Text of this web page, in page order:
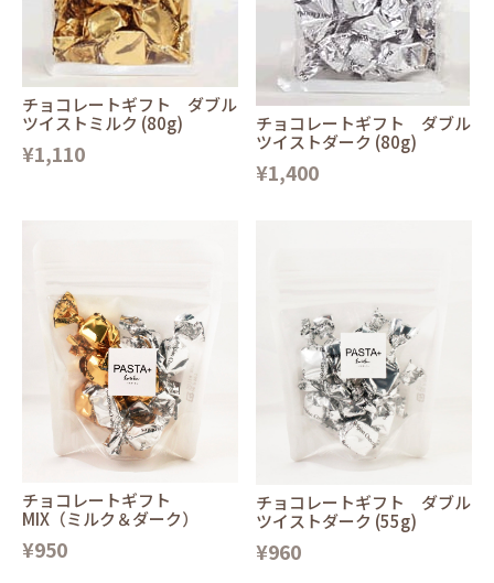
チョコレートギフト ダブル
ツイストミルク (80g)
¥1,110
チョコレートギフト ダブル
ツイストダーク (80g)
¥1,400
チョコレートギフト
MIX（ミルク＆ダーク）
¥950
チョコレートギフト ダブル
ツイストダーク (55g)
¥960